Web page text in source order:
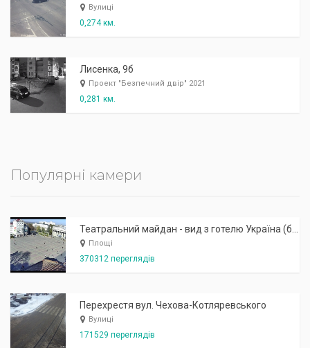
Вулиці
0,274 км.
Лисенка, 9б
Проект "Безпечний двір" 2021
0,281 км.
Популярні камери
Площі
370312 переглядів
Перехрестя вул. Чехова-Котляревського
Вулиці
171529 переглядів